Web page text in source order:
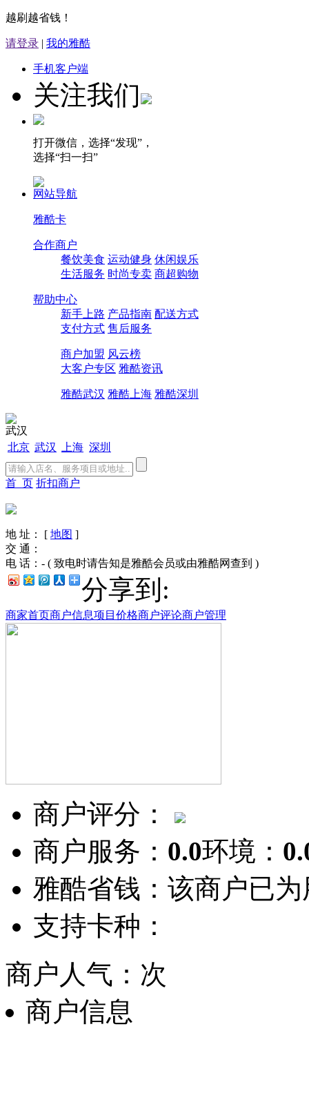
越刷越省钱！
请登录 | 我的雅酷
手机客户端
关注我们
打开微信，选择“发现”，
选择“扫一扫”
网站导航
雅酷卡
合作商户
餐饮美食 运动健身 休闲娱乐
生活服务 时尚专卖 商超购物
帮助中心
新手上路 产品指南 配送方式
支付方式 售后服务
商户加盟 风云榜
大客户专区 雅酷资讯
雅酷武汉 雅酷上海 雅酷深圳
武汉
北京 武汉 上海 深圳
首 页 折扣商户
地 址： [ 地图 ]
交 通：
电 话：- ( 致电时请告知是雅酷会员或由雅酷网查到 )
分享到:
商家首页商户信息项目价格商户评论商户管理
商户评分：
商户服务： 0.0环境：
雅酷省钱： 该商户已
支持卡种：
商户人气： 次
商户信息